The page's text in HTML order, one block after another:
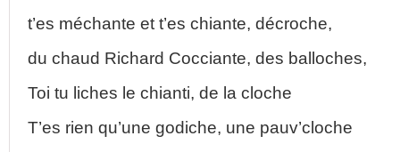
t’es méchante et t’es chiante, décroche,
du chaud Richard Cocciante, des balloches,
Toi tu liches le chianti, de la cloche
T’es rien qu’une godiche, une pauv’cloche